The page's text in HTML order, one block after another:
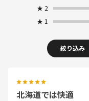
★ 2
★ 1
絞り込み
北海道では快適